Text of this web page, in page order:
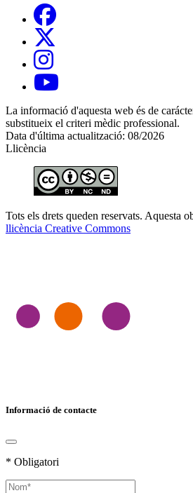
La informació d'aquesta web és de
substitueix el criteri mèdic professional.
Data d'última actualització: 08/2026
Llicència
Tots els drets queden reservats. Aquesta
llicència Creative Commons
Informació de contacte
* Obligatori